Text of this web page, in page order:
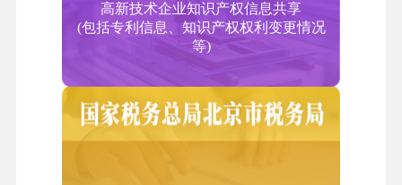
应链管理服务
三、技术性知识流程外包服务（KPO）
知识产权研究、医药和生物技术研发和测试、产品技
术研发、工业设计、分析学和数据挖掘、动漫及网游
设计研发、教育课件研发、工程设计等领域。
高新技术企业知识产权信息共享
(包括专利信息、知识产权权利变更情况
等)